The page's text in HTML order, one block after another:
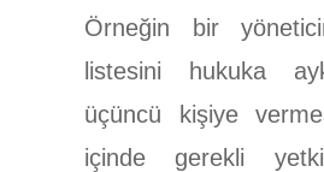
Örneğin bir
listesini hukuka
üçüncü kişiye
içinde gerekli